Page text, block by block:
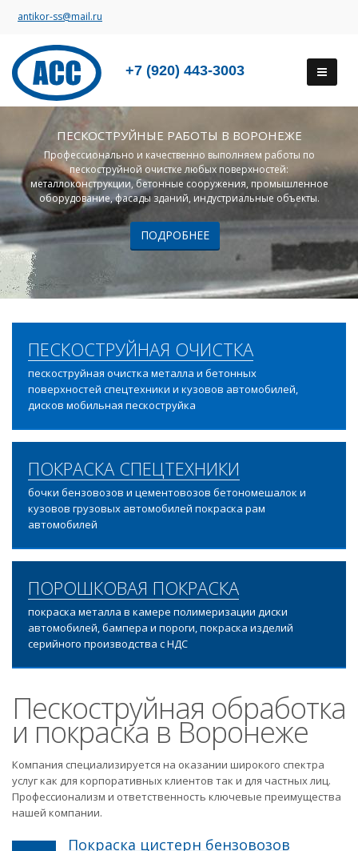
antikor-ss@mail.ru
+7 (920) 443-3003
ПЕСКОСТРУЙНЫЕ РАБОТЫ В ВОРОНЕЖЕ
Профессионально и качественно выполняем работы по
пескоструйной очистке любых поверхностей:
металлоконструкции, бетонные сооружения, промышленное
оборудование, фасады зданий, индустриальные объекты.
ПОДРОБНЕЕ
ПЕСКОСТРУЙНАЯ ОЧИСТКА
пескоструйная очистка металла и бетонных
поверхностей спецтехники и кузовов автомобилей,
дисков мобильная пескоструйка
ПОКРАСКА СПЕЦТЕХНИКИ
бочки бензовозов и цементовозов бетономешалок и
кузовов грузовых автомобилей покраска рам
автомобилей
ПОРОШКОВАЯ ПОКРАСКА
покраска металла в камере полимеризации диски
автомобилей, бампера и пороги, покраска изделий
серийного производства с НДС
Пескоструйная обработка
и покраска в Воронеже
Компания специализируется на оказании широкого спектра
услуг как для корпоративных клиентов так и для частных лиц.
Профессионализм и ответственность ключевые преимущества
нашей компании.
Покраска цистерн бензовозов